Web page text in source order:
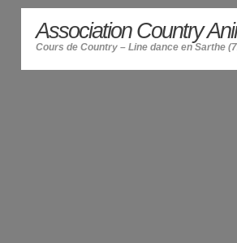
Association Country
Cours de Country – Line dance en Sarthe